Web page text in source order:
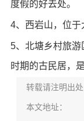
度假的好去处。
4、西岩山，位于
5、北塘乡村旅游
时期的古民居，
转载请注明出
本文地址：